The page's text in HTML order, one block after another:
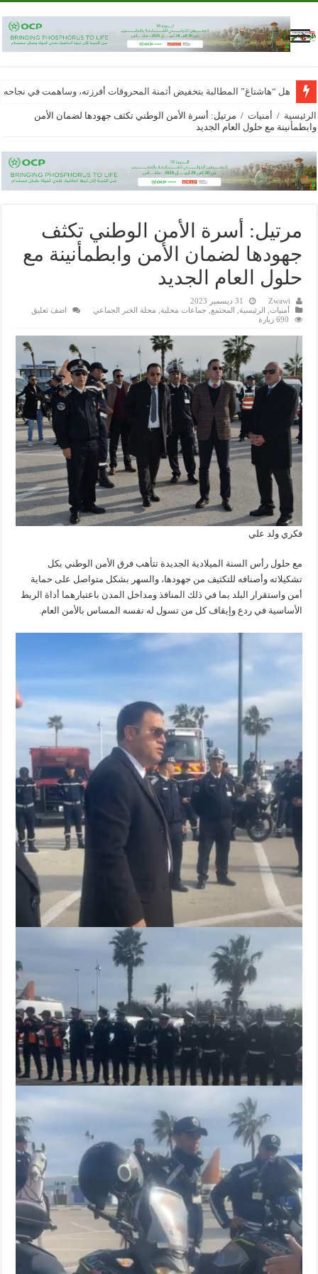
هل “هاشتاغ” المطالبة بتخفيض أثمنة المحروقات أفرزته، وساهمت في
الرئيسية / أمنيات / مرتيل: أسرة الأمن الوطني تكثف جهودها لضمان الأمن
وابطمأنينة مع حلول العام الجديد
مرتيل: أسرة الأمن الوطني تكثف
جهودها لضمان الأمن وابطمأنينة مع
حلول العام الجديد
Zwawi
31 ديسمبر 2023
أمنيات الرئيسية المجتمع جماعات محلية مجلة الخبر الجماعي
اضف تعليق
690 زيارة
فكري ولد علي
مع حلول رأس السنة الميلادية الجديدة تتأهب فرق الأمن الوطني بكل
تشكيلاته وأصنافه للتكثيف من جهودها، والسهر بشكل متواصل على حماية
أمن واستقرار البلد بما في ذلك المنافذ ومداخل المدن باعتبارهما أداة الربط
الأساسية في ردع وإيقاف كل من تسول له نفسه المساس بالأمن العام.